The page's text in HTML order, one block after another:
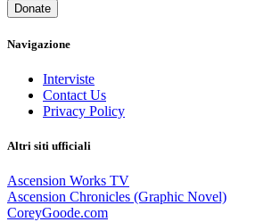
Donate
Navigazione
Interviste
Contact Us
Privacy Policy
Altri siti ufficiali
Ascension Works TV
Ascension Chronicles (Graphic Novel)
CoreyGoode.com